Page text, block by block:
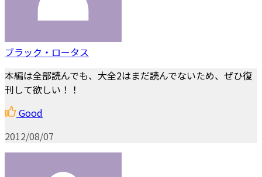
ブラック・ロータス
本編は全部読んでも、大全2はまだ読んでないため、ぜひ復
刊して欲しい！！
Good
2012/08/07